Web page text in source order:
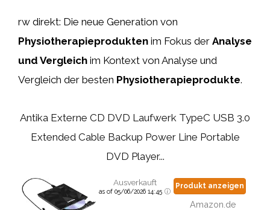
rw direkt: Die neue Generation von
Physiotherapieprodukten im Fokus der Analyse
und Vergleich im Kontext von Analyse und
Vergleich der besten Physiotherapieprodukte.
Antika Externe CD DVD Laufwerk TypeC USB 3.0
Extended Cable Backup Power Line Portable
DVD Player...
Ausverkauft
as of 05/06/2026 14:45
Produkt anzeigen
Amazon.de